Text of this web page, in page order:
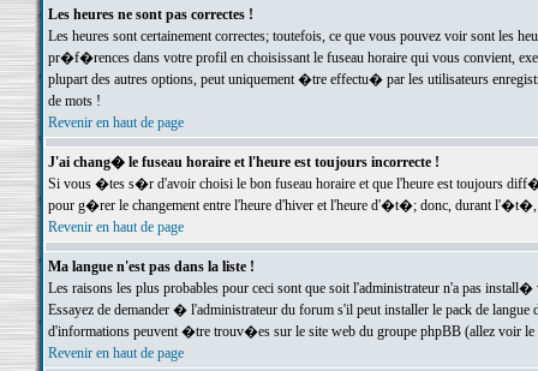
Les heures ne sont pas correctes !
Les heures sont certainement correctes; toutefois, ce que vous pouvez voir sont
pr�f�rences dans votre profil en choisissant le fuseau horaire qui vous convient,
plupart des autres options, peut uniquement �tre effectu� par les utilisateurs
de mots !
Revenir en haut de page
J'ai chang� le fuseau horaire et l'heure est toujours incorrecte !
Si vous �tes s�r d'avoir choisi le bon fuseau horaire et que l'heure est toujours
pour g�rer le changement entre l'heure d'hiver et l'heure d'�t�; donc, durant
Revenir en haut de page
Ma langue n'est pas dans la liste !
Les raisons les plus probables pour ceci sont que soit l'administrateur n'a pas
Essayez de demander � l'administrateur du forum s'il peut installer le pack de
d'informations peuvent �tre trouv�es sur le site web du groupe phpBB (allez voir le
Revenir en haut de page